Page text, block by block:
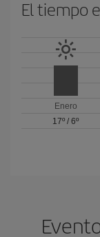
El tiempo
Enero
17º /6º